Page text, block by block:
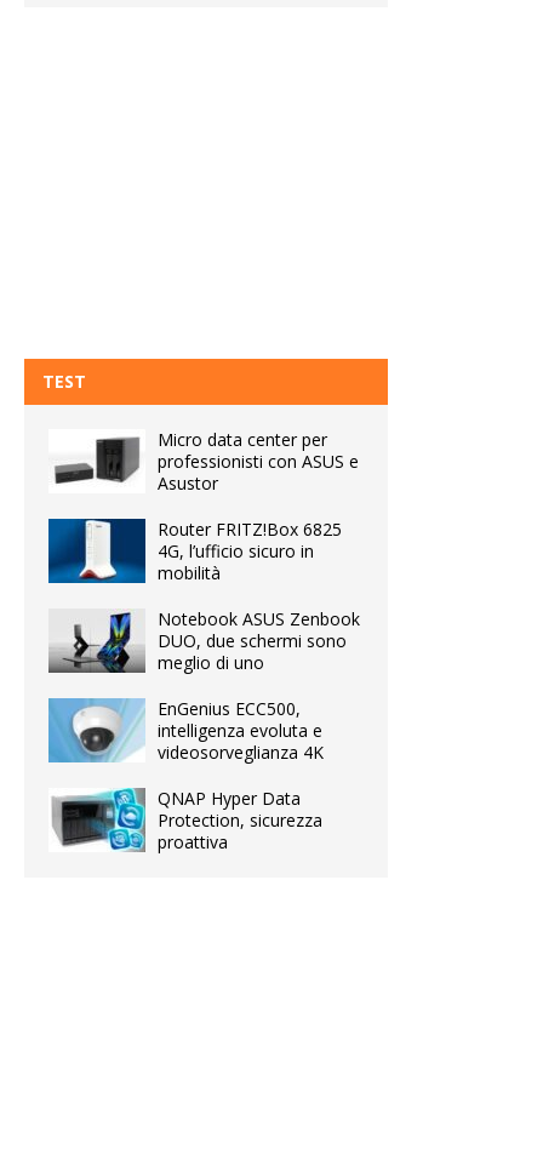
TEST
Micro data center per
professionisti con ASUS e
Asustor
Router FRITZ!Box 6825
4G, l’ufficio sicuro in
mobilità
Notebook ASUS Zenbook
DUO, due schermi sono
meglio di uno
EnGenius ECC500,
intelligenza evoluta e
videosorveglianza 4K
QNAP Hyper Data
Protection, sicurezza
proattiva